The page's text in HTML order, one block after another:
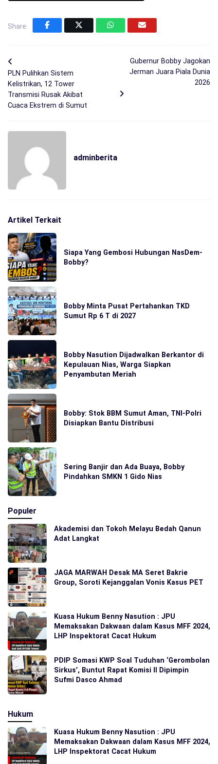
Share:
PLN Pulihkan Sistem
Kelistrikan, 12 Tower
Transmisi Rusak Akibat
Cuaca Ekstrem di Sumut
Gubernur Bobby Jagokan
Jerman Juara Piala Dunia
2026
adminberita
Artikel Terkait
Siapa Yang Gembosi Hubungan NasDem-
Bobby?
Bobby Minta Pusat Pertahankan TKD
Sumut Rp 6 T di 2027
Bobby Nasution Dijadwalkan Berkantor di
Kepulauan Nias, Warga Siapkan
Penyambutan Meriah
Bobby: Stok BBM Sumut Aman, TNI-Polri
Disiapkan Bantu Distribusi
Sering Banjir dan Ada Buaya, Bobby
Pindahkan SMKN 1 Gido Nias
Populer
Akademisi dan Tokoh Melayu Bedah Qanun
Adat Langkat
JAGA MARWAH Desak MA Seret Bakrie
Group, Soroti Kejanggalan Vonis Kasus PET
Kuasa Hukum Benny Nasution : JPU
Memaksakan Dakwaan dalam Kasus MFF 2024,
LHP Inspektorat Cacat Hukum
PDIP Somasi KWP Soal Tuduhan ‘Gerombolan
Sirkus’, Buntut Rapat Komisi II Dipimpin
Sufmi Dasco Ahmad
Hukum
Kuasa Hukum Benny Nasution : JPU
Memaksakan Dakwaan dalam Kasus MFF 2024,
LHP Inspektorat Cacat Hukum